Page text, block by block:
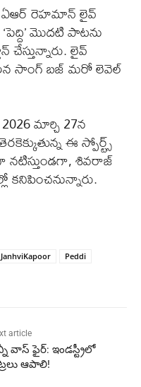
రెహమాన్ లైవ్
మొదటి పాటను
లైవ్
సాంగ్ బజ్ మరో లెవెల్
మార్చి 27న
ఈ స్పోర్ట్స్
శివరాజ్
కనిపించనున్నారు.
JanhviKapoor
Peddi
article
వాస్ ఫైర్: ఇండస్ట్రీలో
ఆపాలి!